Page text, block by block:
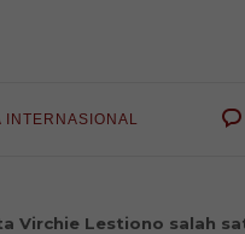
INTERNASIONAL
Virchie Lestiono salah